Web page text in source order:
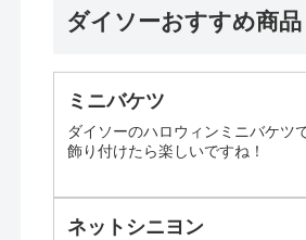
ダイソーおすすめ商品
ミニバケツ
ダイソーのハロウィンミニバケツ
飾り付けたら楽しいですね！
ネットシニヨン